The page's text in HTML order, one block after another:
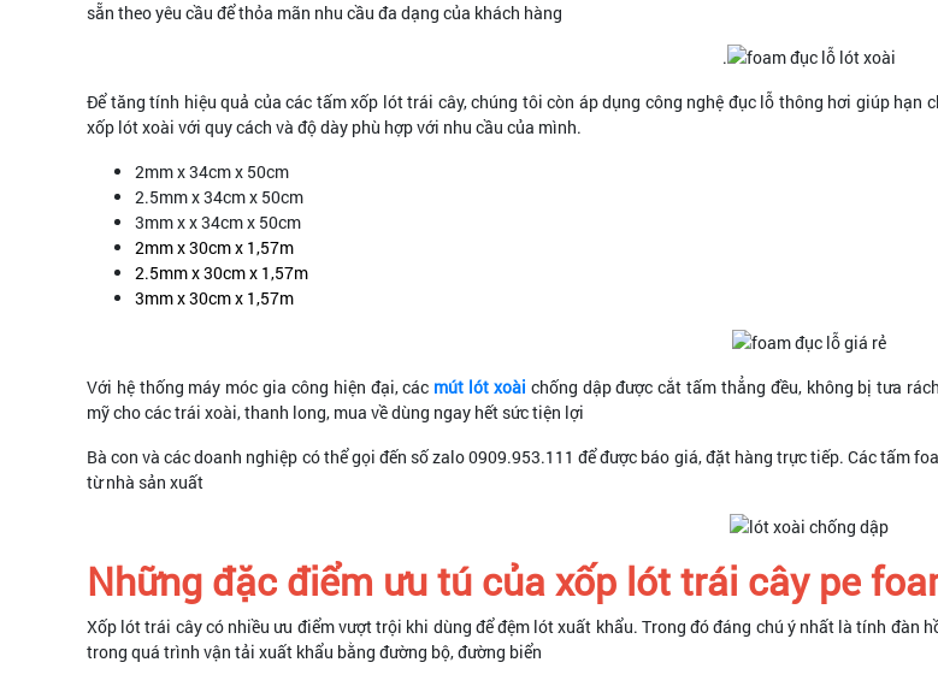
sẵn theo yêu cầu để thỏa mãn nhu cầu đa dạng của khách hàng
.
Để tăng tính hiệu quả của các tấm xốp lót trái cây, chúng tôi còn áp dụng công nghệ đục lỗ thông hơi giúp
xốp lót xoài với quy cách và độ dày phù hợp với nhu cầu của mình.
2mm x 34cm x 50cm
2.5mm x 34cm x 50cm
3mm x x 34cm x 50cm
2mm x 30cm x 1,57m
2.5mm x 30cm x 1,57m
3mm x 30cm x 1,57m
Với hệ thống máy móc gia công hiện đại, các mút lót xoài chống dập được cắt tấm thẳng đều, không bị tưa
mỹ cho các trái xoài, thanh long, mua về dùng ngay hết sức tiện lợi
Bà con và các doanh nghiệp có thể gọi đến số zalo 0909.953.111 để được báo giá, đặt hàng trực tiếp. Các tấm
từ nhà sản xuất
Những đặc điểm ưu tú của xốp lót trái cây pe
Xốp lót trái cây có nhiều ưu điểm vượt trội khi dùng để đệm lót xuất khẩu. Trong đó đáng chú ý nhất là tính
trong quá trình vận tải xuất khẩu bằng đường bộ, đường biển